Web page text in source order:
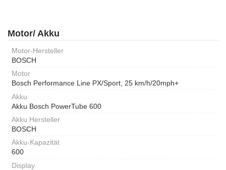
Motor/ Akku
Motor-Hersteller
BOSCH
Motor
Bosch Performance Line PX/Sport, 25 km/h/20mph+
Akku
Akku Bosch PowerTube 600
Akku Hersteller
BOSCH
Akku-Kapazität
600
Display